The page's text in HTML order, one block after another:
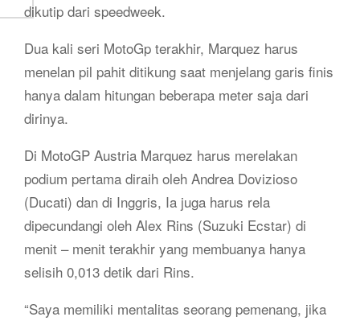
dikutip dari speedweek.
Dua kali seri MotoGp terakhir, Marquez harus
menelan pil pahit ditikung saat menjelang garis finis
hanya dalam hitungan beberapa meter saja dari
dirinya.
Di MotoGP Austria Marquez harus merelakan
podium pertama diraih oleh Andrea Dovizioso
(Ducati) dan di Inggris, Ia juga harus rela
dipecundangi oleh Alex Rins (Suzuki Ecstar) di
menit – menit terakhir yang membuanya hanya
selisih 0,013 detik dari Rins.
“Saya memiliki mentalitas seorang pemenang, jika